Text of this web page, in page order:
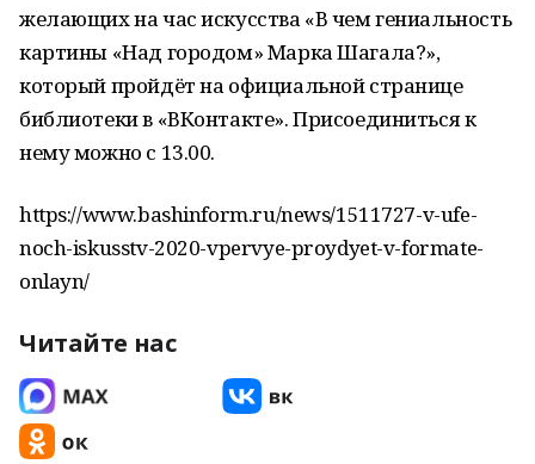
желающих на час искусства «В чем гениальность
картины «Над городом» Марка Шагала?»,
который пройдёт на официальной странице
библиотеки в «ВКонтакте». Присоединиться к
нему можно с 13.00.
https://www.bashinform.ru/news/1511727-v-ufe-
noch-iskusstv-2020-vpervye-proydyet-v-formate-
onlayn/
Читайте нас